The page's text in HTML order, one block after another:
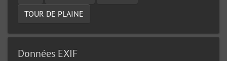
TOUR DE PLAINE
Données EXIF